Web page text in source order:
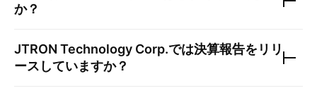
か？
JTRON Technology Corp.では決算報告をリリ
ースしていますか？